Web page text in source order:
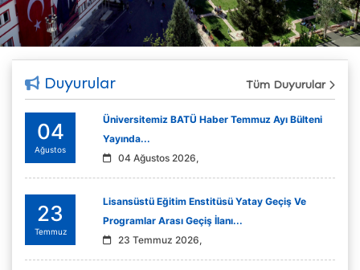
Duyurular Tüm Duyurular
04
Ağustos
Üniversitemiz BATÜ Haber Temmuz Ayı Bülteni
Yayında...
04 Ağustos 2026,
23
Temmuz
Lisansüstü Eğitim Enstitüsü Yatay Geçiş Ve
Programlar Arası Geçiş İlanı...
23 Temmuz 2026,